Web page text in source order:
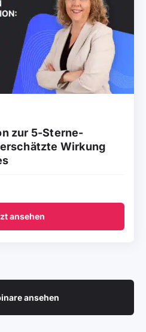
zur 5-Sterne-
Wirkung
ansehen
ansehen